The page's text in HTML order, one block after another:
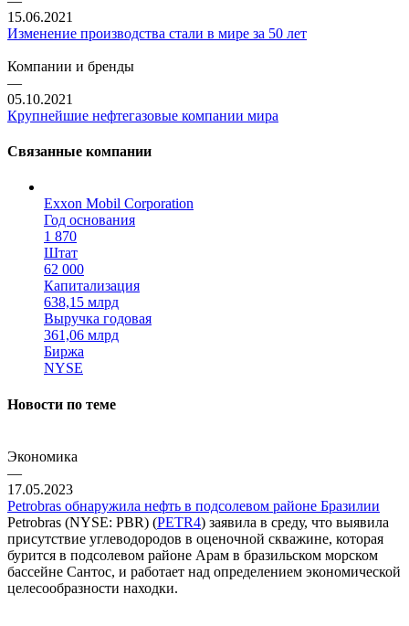
15.06.2021
Изменение производства стали в мире за 50 лет
Компании и бренды
—
05.10.2021
Крупнейшие нефтегазовые компании мира
Связанные компании
Exxon Mobil Corporation
Год основания
1 870
Штат
62 000
Капитализация
638,15 млрд
Выручка годовая
361,06 млрд
Биржа
NYSE
Новости по теме
Экономика
—
17.05.2023
Petrobras обнаружила нефть в подсолевом районе Бразилии
Petrobras (NYSE: PBR) (PETR4) заявила в среду, что выявила
присутствие углеводородов в оценочной скважине, которая
бурится в подсолевом районе Арам в бразильском морском
бассейне Сантос, и работает над определением экономической
целесообразности находки.